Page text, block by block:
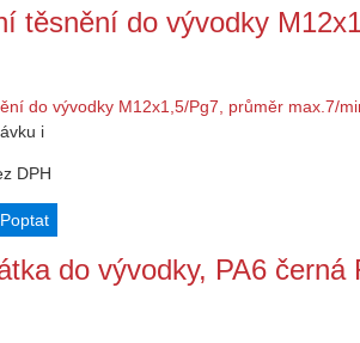
těsnění do vývodky
i
DPH
do vývodky, PA6